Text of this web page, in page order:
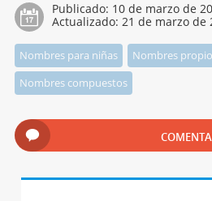
Publicado: 10 de marzo de
Actualizado: 21 de marzo de
Nombres para niñas Nombres
Nombres compuestos